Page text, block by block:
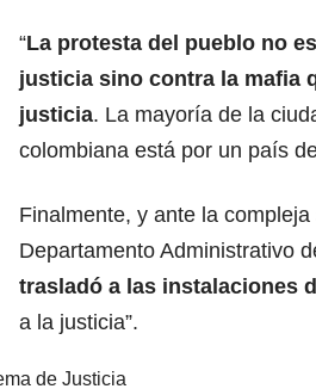
“La protesta del pueblo no
justicia sino contra la mafia
justicia. La mayoría de la
colombiana está por un país
Finalmente, y ante la
Departamento Administrativo
trasladó a las instalaciones
a la justicia”.
de Justicia